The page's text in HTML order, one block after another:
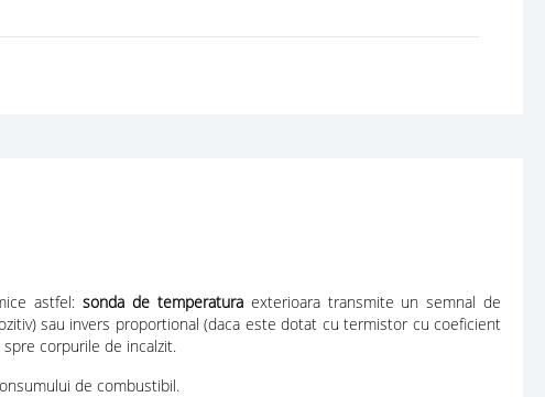
astfel:sonda de temperaturaexterioara transmite un semnal de
sau invers proportional (daca este dotat cu termistor cu coeficient
corpurile de incalzit.
de combustibil.